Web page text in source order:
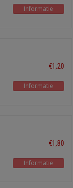
Informatie
€1,20
Informatie
€1,80
Informatie